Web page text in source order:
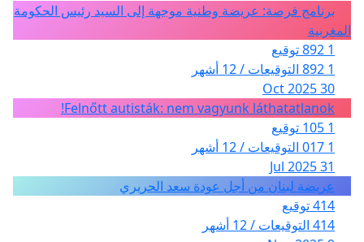
برنامج فرصة: عريضة وطنية موجهة إلى السيد رئيس الحكومة
المغربية
1 892 توقيع
1 892 التوقيعات / 12 أشهر
30 Oct 2025
Felnőtt autisták: nem vagyunk láthatatlanok!
1 105 توقيع
1 017 التوقيعات / 12 أشهر
31 Jul 2025
عريضة لبنان من أجل عودة سعد الحريري
414 توقيع
414 التوقيعات / 12 أشهر